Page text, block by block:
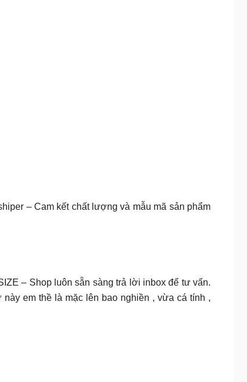
– Cam kết chất lượng và mẫu mã sản phẩm
– Shop luôn sẵn sàng trả lời inbox để tư vấn.
em thề là mặc lên bao nghiền , vừa cá tính ,